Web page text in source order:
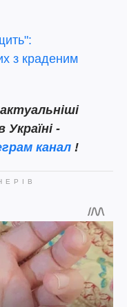
з краденим
Україні -
канал !